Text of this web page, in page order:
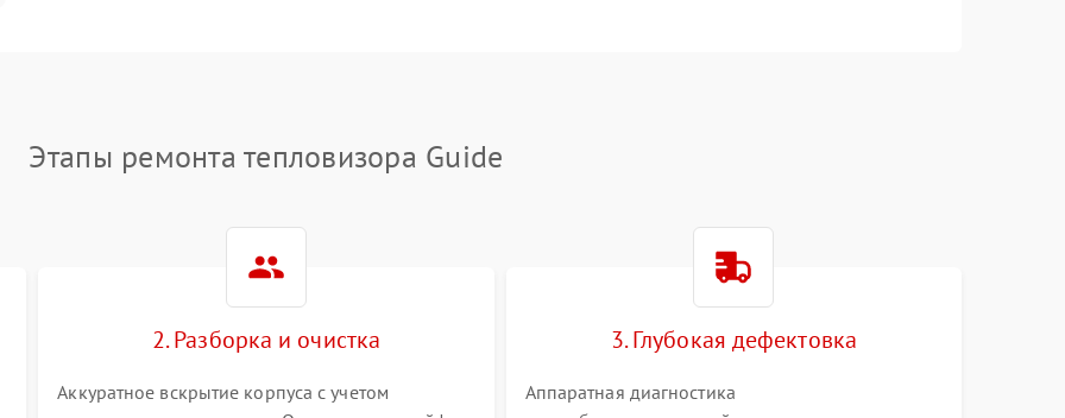
Этапы ремонта тепловизора Guide
2. Разборка и очистка
Аккуратное вскрытие корпуса с учетом
3. Глубокая дефектовка
Аппаратная диагностика